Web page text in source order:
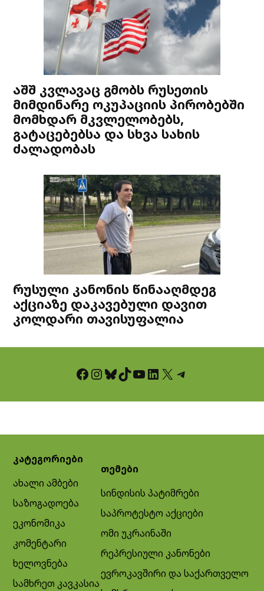
აშშ კვლავაც გმობს რუსეთის
მიმდინარე ოკუპაციის პირობებში
მომხდარ მკვლელობებს,
გატაცებებსა და სხვა სახის
ძალადობას
რუსული კანონის წინააღმდეგ
აქციაზე დაკავებული დავით
კოლდარი თავისუფალია
Facebook InstagramBluesky TikTok YouTube LinkedIn X Telegram
კატეგორიები
ახალი ამბები
საზოგადოება
ეკონომიკა
კომენტარი
ხელოვნება
სამხრეთ კავკასია
თემები
სინდისის პატიმრები
საპროტესტო აქციები
ომი უკრაინაში
რეპრესიული კანონები
ევროკავშირი და საქართველო